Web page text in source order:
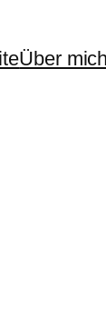
Über mich